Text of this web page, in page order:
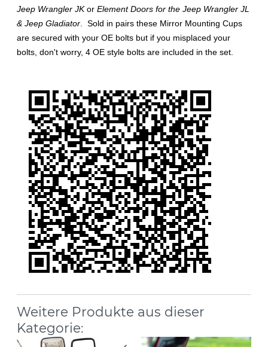
Jeep Wrangler JKor Element Doors for the Jeep Wrangler JL
& Jeep Gladiator . Sold in pairs these Mirror Mounting Cups
are secured with your OE bolts but if you misplaced your
bolts, don't worry, 4 OE style bolts are included in the set.
Weitere Produkte aus dieser
Kategorie: